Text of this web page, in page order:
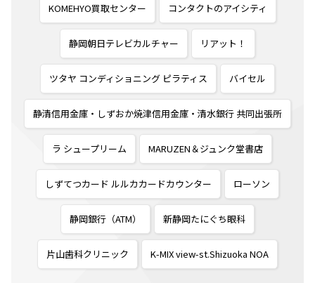
KOMEHYO買取センター コンタクトのアイシティ
静岡朝日テレビカルチャー リアット！
ツタヤ コンディショニング ピラティス バイセル
静清信用金庫・しずおか焼津信用金庫・清水銀行 共同出張所
ラ シュープリーム MARUZEN＆ジュンク堂書店
しずてつカード ルルカカードカウンター ローソン
静岡銀行（ATM） 新静岡たにぐち眼科
片山歯科クリニック K-MIX view-st.Shizuoka NOA